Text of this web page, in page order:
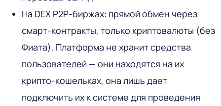
На DEX P2P-биржах: прямой обмен через
смарт-контракты, только криптовалюты (без
Фиата). Платформа не хранит средства
пользователей — они находятся на их
крипто-кошельках, она лишь дает
подключить их к системе для проведения